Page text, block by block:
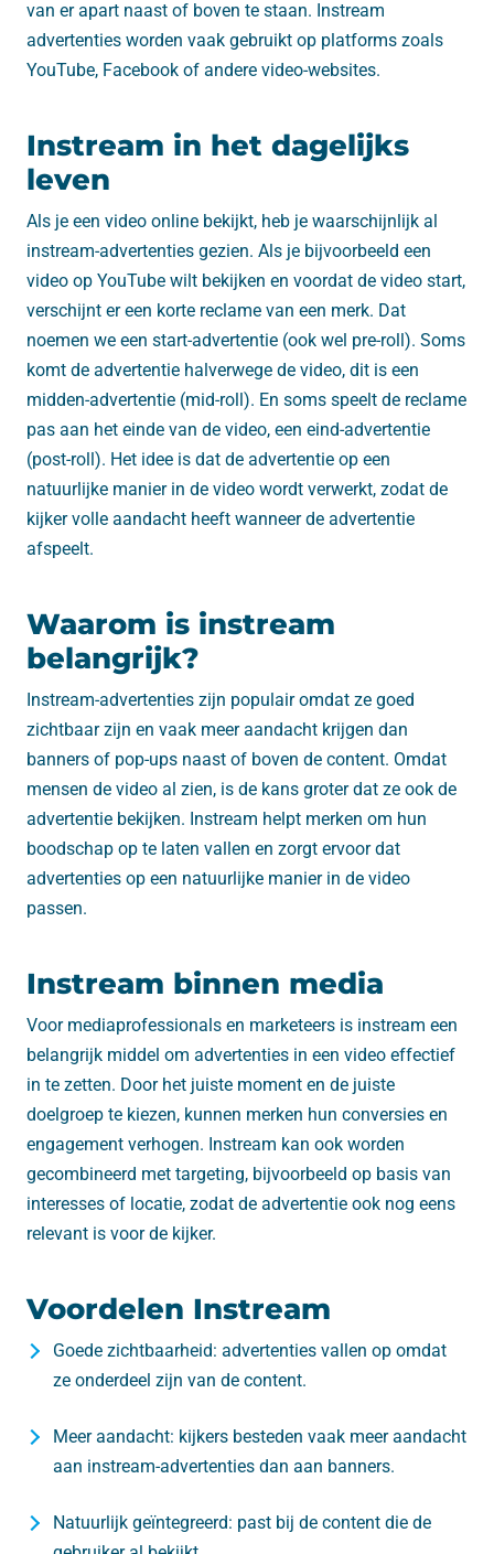
van er apart naast of boven te staan. Instream
advertenties worden vaak gebruikt op platforms zoals
YouTube, Facebook of andere video-websites.
Instream in het dagelijks
leven
Als je een video online bekijkt, heb je waarschijnlijk al
instream-advertenties gezien. Als je bijvoorbeeld een
video op YouTube wilt bekijken en voordat de video start,
verschijnt er een korte reclame van een merk. Dat
noemen we een start-advertentie (ook wel pre-roll). Soms
komt de advertentie halverwege de video, dit is een
midden-advertentie (mid-roll). En soms speelt de reclame
pas aan het einde van de video, een eind-advertentie
(post-roll). Het idee is dat de advertentie op een
natuurlijke manier in de video wordt verwerkt, zodat de
kijker volle aandacht heeft wanneer de advertentie
afspeelt.
Waarom is instream
belangrijk?
Instream-advertenties zijn populair omdat ze goed
zichtbaar zijn en vaak meer aandacht krijgen dan
banners of pop-ups naast of boven de content. Omdat
mensen de video al zien, is de kans groter dat ze ook de
advertentie bekijken. Instream helpt merken om hun
boodschap op te laten vallen en zorgt ervoor dat
advertenties op een natuurlijke manier in de video
passen.
Instream binnen media
Voor mediaprofessionals en marketeers is instream een
belangrijk middel om advertenties in een video effectief
in te zetten. Door het juiste moment en de juiste
doelgroep te kiezen, kunnen merken hun conversies en
engagement verhogen. Instream kan ook worden
gecombineerd met targeting, bijvoorbeeld op basis van
interesses of locatie, zodat de advertentie ook nog eens
relevant is voor de kijker.
Voordelen Instream
Goede zichtbaarheid: advertenties vallen op omdat
ze onderdeel zijn van de content.
Meer aandacht: kijkers besteden vaak meer aandacht
aan instream-advertenties dan aan banners.
Natuurlijk geïntegreerd: past bij de content die de